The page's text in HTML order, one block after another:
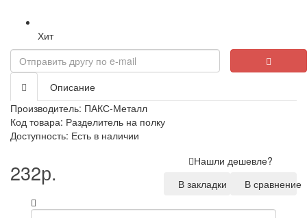
Хит
Описание
Производитель: ПАКС-Металл
Код товара: Разделитель на полку
Доступность: Есть в наличии
232р.
Нашли дешевле?
В закладки
В сравнение